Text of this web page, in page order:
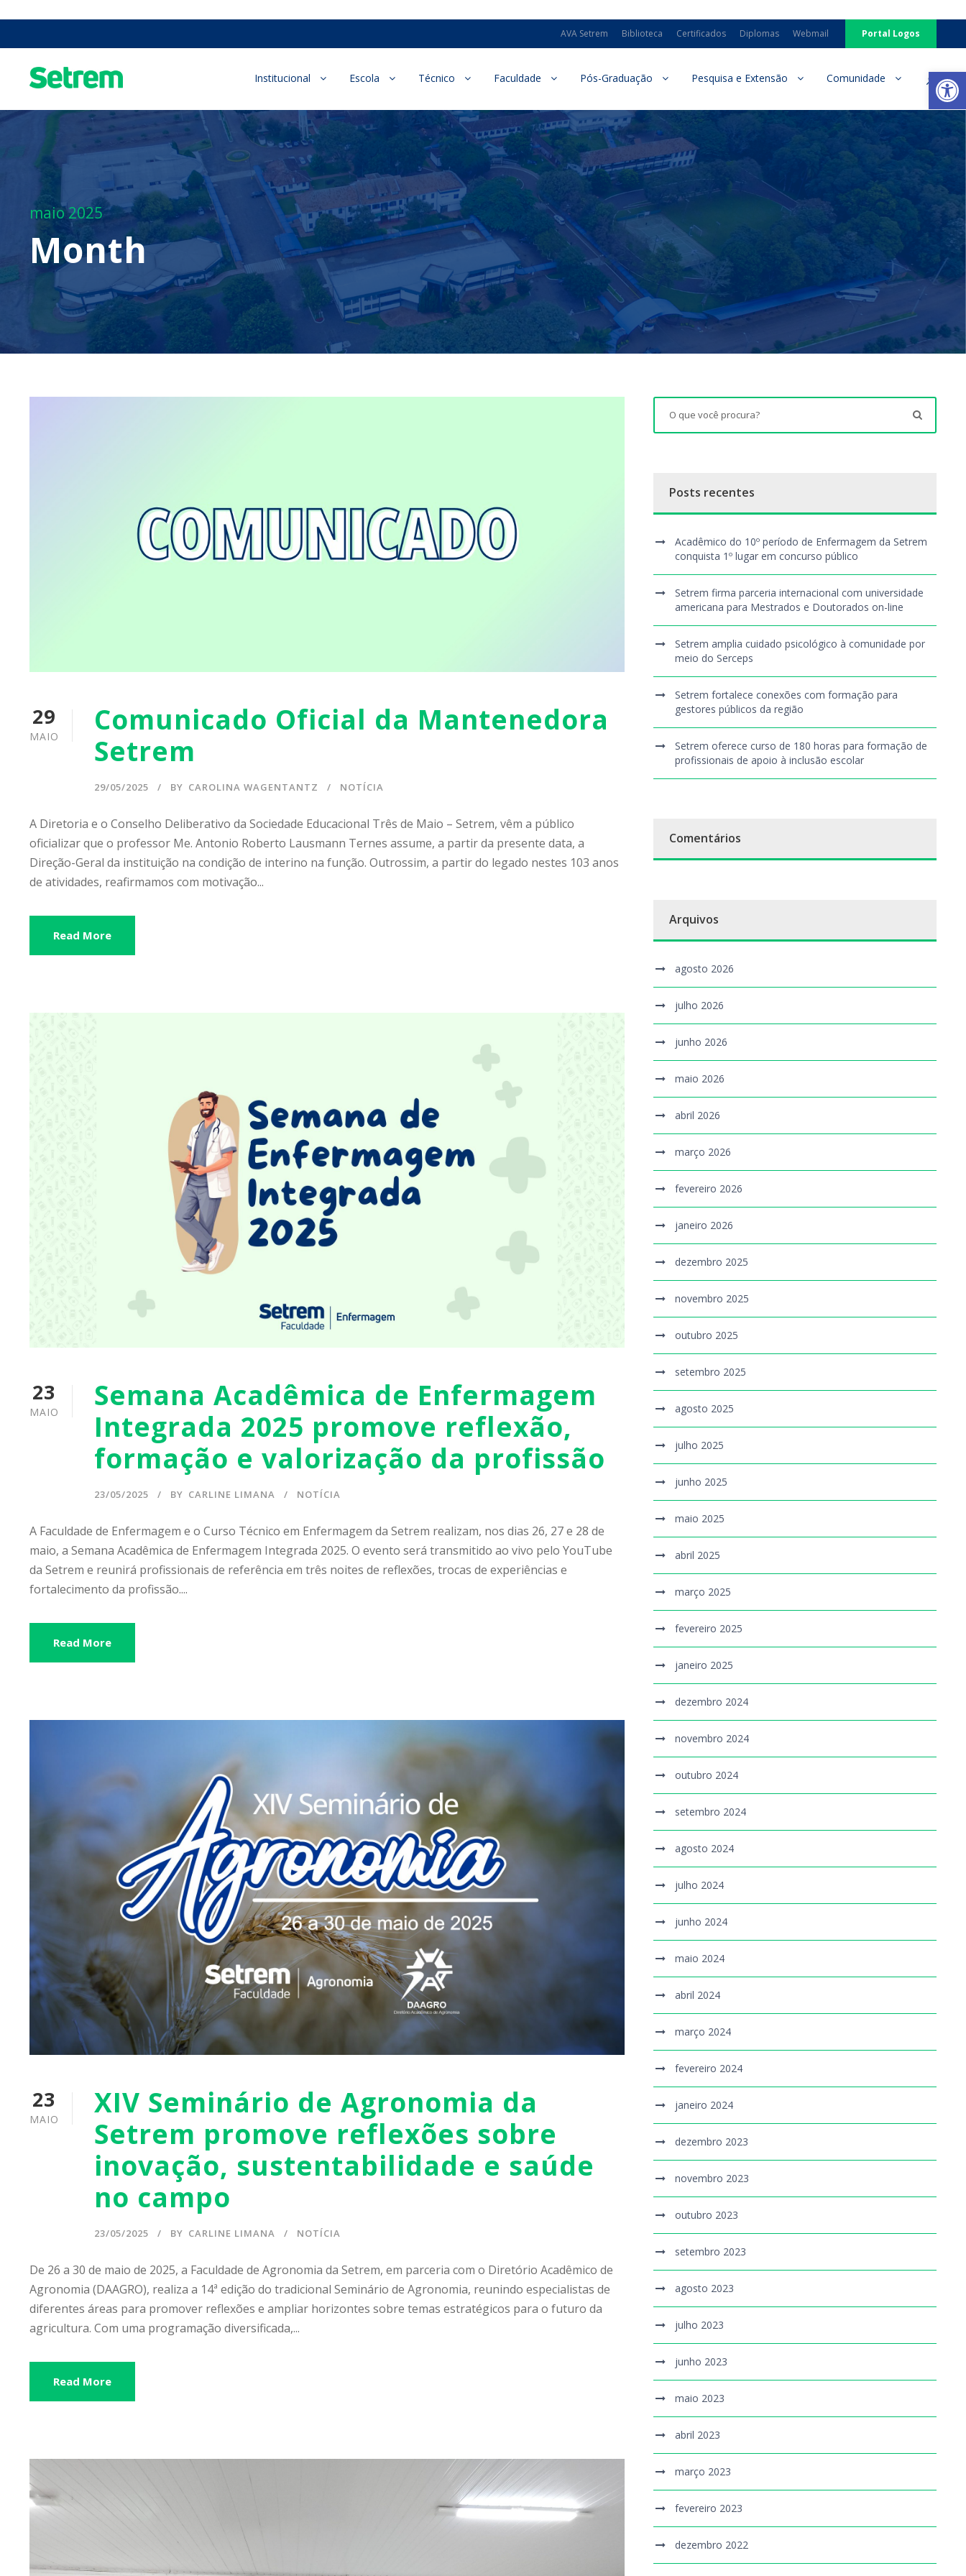
AVA Setrem Biblioteca Certificados Diplomas Webmail Portal Logos
Institucional Escola Técnico Faculdade Pós-Graduação Pesquisa e Extensão Comunidade
maio 2025
Month
29
MAIO
Comunicado Oficial da Mantenedora
Setrem
29/05/2025 BY CAROLINA WAGENTANTZ NOTÍCIA
A Diretoria e o Conselho Deliberativo da Sociedade Educacional Três de Maio – Setrem, vêm a público
oficializar que o professor Me. Antonio Roberto Lausmann Ternes assume, a partir da presente data, a
Direção-Geral da instituição na condição de interino na função. Outrossim, a partir do legado nestes 103 anos
de atividades, reafirmamos com motivação...
Read More
23
MAIO
Semana Acadêmica de Enfermagem
Integrada 2025 promove reflexão,
formação e valorização da profissão
23/05/2025 BY CARLINE LIMANA NOTÍCIA
A Faculdade de Enfermagem e o Curso Técnico em Enfermagem da Setrem realizam, nos dias 26, 27 e 28 de
maio, a Semana Acadêmica de Enfermagem Integrada 2025. O evento será transmitido ao vivo pelo YouTube
da Setrem e reunirá profissionais de referência em três noites de reflexões, trocas de experiências e
fortalecimento da profissão....
Read More
23
MAIO
XIV Seminário de Agronomia da
Setrem promove reflexões sobre
inovação, sustentabilidade e saúde
no campo
23/05/2025 BY CARLINE LIMANA NOTÍCIA
De 26 a 30 de maio de 2025, a Faculdade de Agronomia da Setrem, em parceria com o Diretório Acadêmico de
Agronomia (DAAGRO), realiza a 14ª edição do tradicional Seminário de Agronomia, reunindo especialistas de
diferentes áreas para promover reflexões e ampliar horizontes sobre temas estratégicos para o futuro da
agricultura. Com uma programação diversificada,...
Read More
Posts recentes
Acadêmico do 10º período de Enfermagem da Setrem
conquista 1º lugar em concurso público
Setrem firma parceria internacional com universidade
americana para Mestrados e Doutorados on-line
Setrem amplia cuidado psicológico à comunidade por
meio do Serceps
Setrem fortalece conexões com formação para
gestores públicos da região
Setrem oferece curso de 180 horas para formação de
profissionais de apoio à inclusão escolar
Comentários
Arquivos
agosto 2026
julho 2026
junho 2026
maio 2026
abril 2026
março 2026
fevereiro 2026
janeiro 2026
dezembro 2025
novembro 2025
outubro 2025
setembro 2025
agosto 2025
julho 2025
junho 2025
maio 2025
abril 2025
março 2025
fevereiro 2025
janeiro 2025
dezembro 2024
novembro 2024
outubro 2024
setembro 2024
agosto 2024
julho 2024
junho 2024
maio 2024
abril 2024
março 2024
fevereiro 2024
janeiro 2024
dezembro 2023
novembro 2023
outubro 2023
setembro 2023
agosto 2023
julho 2023
junho 2023
maio 2023
abril 2023
março 2023
fevereiro 2023
dezembro 2022